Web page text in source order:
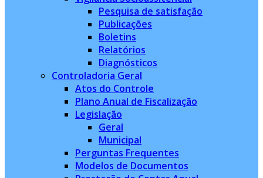
Pesquisa de satisfação
Publicações
Boletins
Relatórios
Diagnósticos
Controladoria Geral
Atos do Controle
Plano Anual de Fiscalização
Legislação
Geral
Municipal
Perguntas Frequentes
Modelos de Documentos